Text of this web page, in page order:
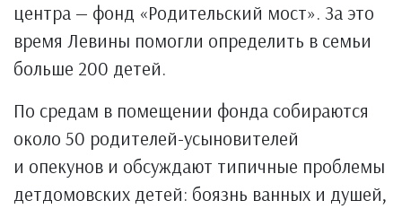
центра — фонд «Родительский мост». За это
время Левины помогли определить в семьи
больше 200 детей.
По средам в помещении фонда собираются
около 50 родителей-усыновителей
и опекунов и обсуждают типичные проблемы
детдомовских детей: боязнь ванных и душей,